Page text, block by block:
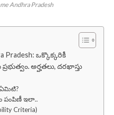
Andhra Pradesh
Pradesh: ఒక్కొక్కరికీ
అర్హతలు, దరఖాస్తు
ఏమిటి?
పంపిణీ ఇలా..
Criteria)